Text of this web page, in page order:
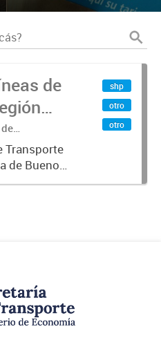
de
Transporte
de Buenos
shp
otro
otro